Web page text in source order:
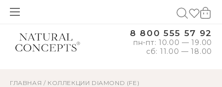
8 800 555 57 92
пн-пт: 10.00 — 19.00
сб: 11.00 — 18.00
ГЛАВНАЯ / КОЛЛЕКЦИИ DIAMOND (FE)